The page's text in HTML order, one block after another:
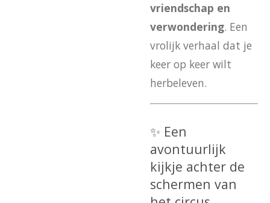
vriendschap en
verwondering. Een
vrolijk verhaal dat je
keer op keer wilt
herbeleven.
✨ Een
avontuurlijk
kijkje achter de
schermen van